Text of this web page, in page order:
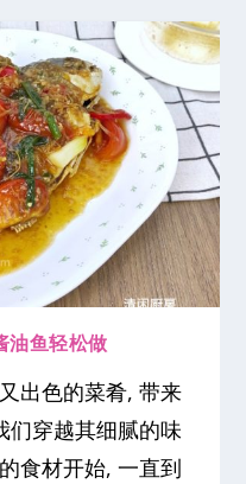
油鱼轻松做
出色的菜肴, 带来
们穿越其细腻的味
食材开始, 一直到